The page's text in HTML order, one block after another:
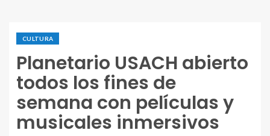
CULTURA
Planetario USACH abierto
todos los fines de
semana con películas y
musicales inmersivos